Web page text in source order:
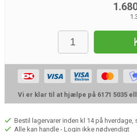
Vi er klar til at hjælpe på 6171 5035
Bestil lagervarer inden kl 14 på hverdage,
Alle kan handle - Login ikke nødvendigt